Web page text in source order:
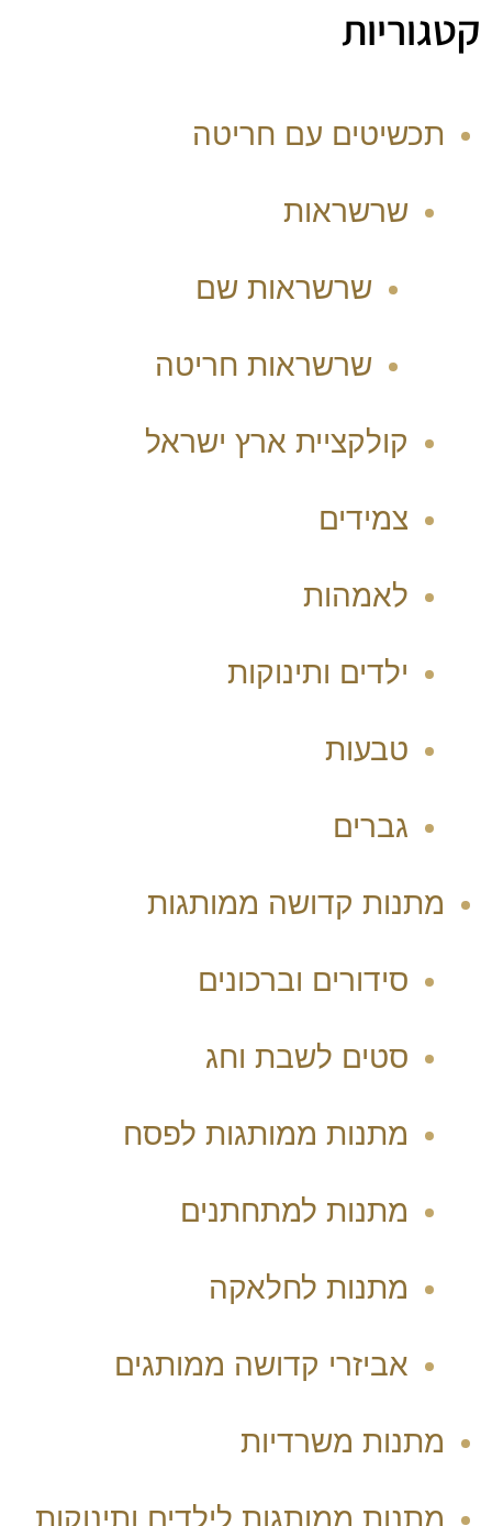
קטגוריות
תכשיטים עם חריטה
שרשראות
שרשראות שם
שרשראות חריטה
קולקציית ארץ ישראל
צמידים
לאמהות
ילדים ותינוקות
טבעות
גברים
מתנות קדושה ממותגות
סידורים וברכונים
סטים לשבת וחג
מתנות ממותגות לפסח
מתנות למתחתנים
מתנות לחלאקה
אביזרי קדושה ממותגים
מתנות משרדיות